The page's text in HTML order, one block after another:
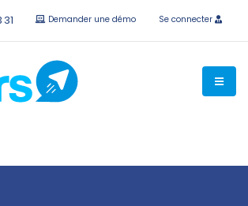
sans engagementAPI et
Demander une démo Se connecter